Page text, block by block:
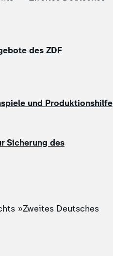
des ZDF
und Produktionshilfe
Sicherung des
»Zweites Deutsches